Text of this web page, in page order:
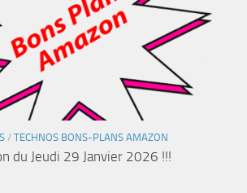
/ TECHNOS BONS-PLANS AMAZON
du Jeudi 29 Janvier 2026 !!!